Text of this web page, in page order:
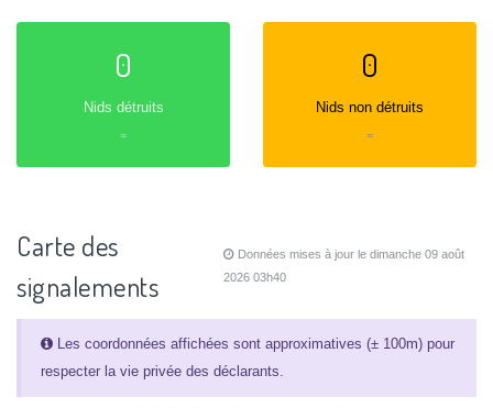
0
Nids détruits
=
0
Nids non détruits
=
Carte des
signalements
Données mises à jour le dimanche 09 août
2026 03h40
Les coordonnées affichées sont approximatives (± 100m) pour
respecter la vie privée des déclarants.